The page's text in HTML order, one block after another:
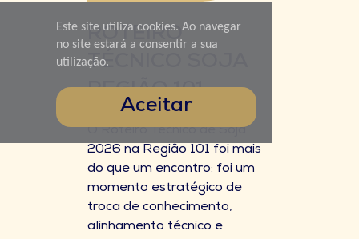
Este site utiliza cookies. Ao navegar
no site estará a consentir a sua
utilização.
Aceitar
ROTEIRO
TÉCNICO SOJA
REGIÃO 101
O Roteiro Técnico de Soja
2026 na Região 101 foi mais
do que um encontro: foi um
momento estratégico de
troca de conhecimento,
alinhamento técnico e